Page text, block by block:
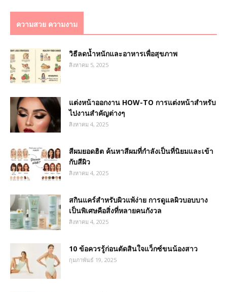
ความสวย ความงาม
วิธีลดน้ำหนักและอาหารเพื่อสุขภาพ
สิงหาคม 5, 2025
แต่งหน้าออกงาน HOW-TO การแต่งหน้าสำหรับ
ไปงานสำคัญต่างๆ
สิงหาคม 4, 2025
สีผมยอดฮิต ค้นหาสีผมที่กำลังเป็นที่นิยมและเข้า
กับสีผิว
สิงหาคม 4, 2025
สกินแคร์สำหรับผิวแพ้ง่าย การดูแลผิวบอบบาง
เป็นพิเศษคือสิ่งที่หลายคนกังวล
สิงหาคม 4, 2025
10 ข้อควรรู้ก่อนตัดสินใจแว็กซ์ขนน้องสาว
กุมภาพันธ์ 19, 2025